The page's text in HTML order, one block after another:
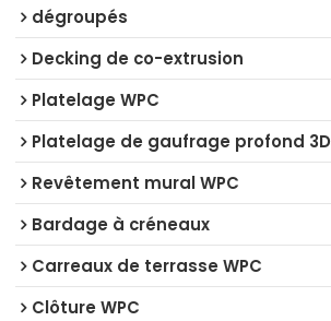
dégroupés
Decking de co-extrusion
Platelage WPC
Platelage de gaufrage profond 3D
Revêtement mural WPC
Bardage à créneaux
Carreaux de terrasse WPC
Clôture WPC